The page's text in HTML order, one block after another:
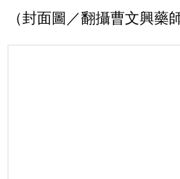
（封面圖／翻攝曹文興藥